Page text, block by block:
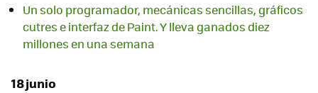
Un solo programador, mecánicas sencillas, gráficos
cutres e interfaz de Paint. Y lleva ganados diez
millones en una semana
18 junio